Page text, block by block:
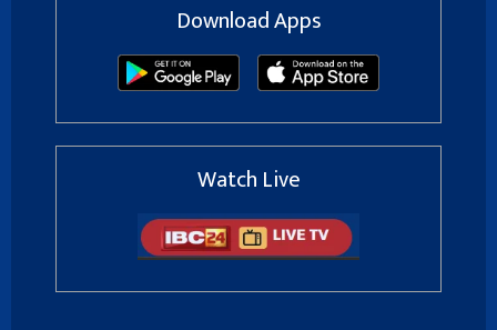
Download Apps
Watch Live